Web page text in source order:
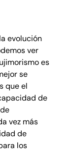
evolución
ver
es
se
que el
de
vez más
de
los